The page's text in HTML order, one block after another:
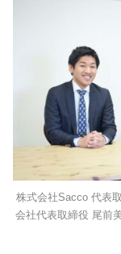
株式会社Sacco 代表
会社代表取締役 尾前